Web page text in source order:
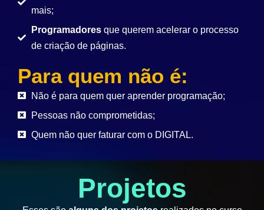
mais;
Programadores que querem acelerar o processo
de criação de páginas.
Para quem não é:
Não é para quem quer aprender programação;
Pessoas não comprometidas;
Quem não quer faturar com o DIGITAL.
Projetos